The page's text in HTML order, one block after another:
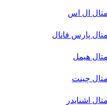
ال اس
پارس فانال
هیمل
چینت
اشنایدر